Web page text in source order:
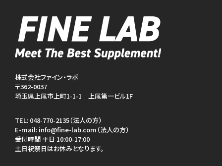
株式会社ファイン・ラボ
〒362-0037
埼玉県上尾市上町1-1-1 上尾第一ビル1F
TEL: 048-770-2135（法人の方）
E-mail: info@fine-lab.com（法人の方）
受付時間 平日 10:00-17:00
土日祝祭日はお休みとなります。